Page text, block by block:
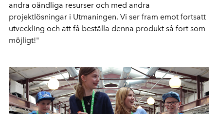
andra oändliga resurser och med andra
projektlösningar i Utmaningen. Vi ser fram emot fortsatt
utveckling och att få beställa denna produkt så fort som
möjligt!"